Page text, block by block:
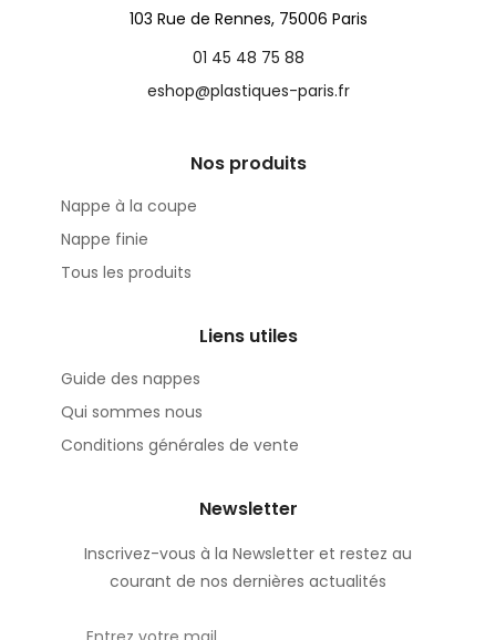
103 Rue de Rennes, 75006 Paris
01 45 48 75 88
eshop@plastiques-paris.fr
Nos produits
Nappe à la coupe
Nappe finie
Tous les produits
Liens utiles
Guide des nappes
Qui sommes nous
Conditions générales de vente
Newsletter
Inscrivez-vous à la Newsletter et restez au
courant de nos dernières actualités